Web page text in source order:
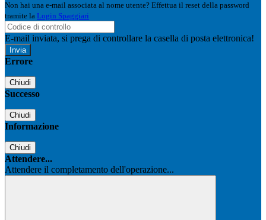
Non hai una e-mail associata al nome utente? Effettua il reset della password
tramite la Login Spaggiari
E-mail inviata, si prega di controllare la casella di posta elettronica!
Errore
Chiudi
Successo
Chiudi
Informazione
Chiudi
Attendere...
Attendere il completamento dell'operazione...